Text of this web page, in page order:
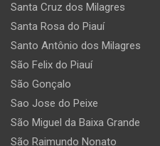
Santa Cruz dos Milagres
Santa Rosa do Piauí
Santo Antônio dos Milagres
São Felix do Piauí
São Gonçalo
Sao Jose do Peixe
São Miguel da Baixa Grande
São Raimundo Nonato